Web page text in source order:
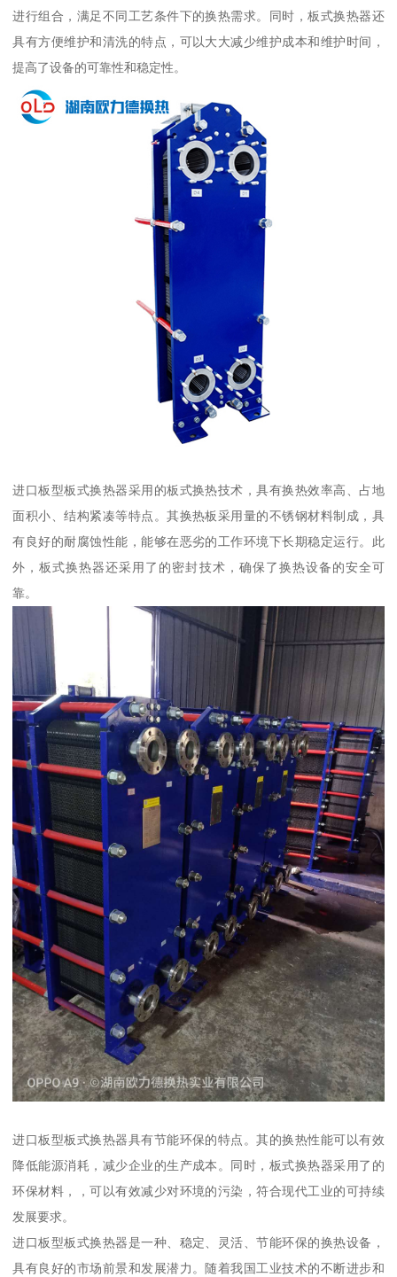
进行组合，满足不同工艺条件下的换热需求。同时，板式换热器还
具有方便维护和清洗的特点，可以大大减少维护成本和维护时间，
提高了设备的可靠性和稳定性。
进口板型板式换热器采用的板式换热技术，具有换热效率高、占地
面积小、结构紧凑等特点。其换热板采用量的不锈钢材料制成，具
有良好的耐腐蚀性能，能够在恶劣的工作环境下长期稳定运行。此
外，板式换热器还采用了的密封技术，确保了换热设备的安全可
靠。
进口板型板式换热器具有节能环保的特点。其的换热性能可以有效
降低能源消耗，减少企业的生产成本。同时，板式换热器采用了的
环保材料，，可以有效减少对环境的污染，符合现代工业的可持续
发展要求。
进口板型板式换热器是一种、稳定、灵活、节能环保的换热设备，
具有良好的市场前景和发展潜力。随着我国工业技术的不断进步和